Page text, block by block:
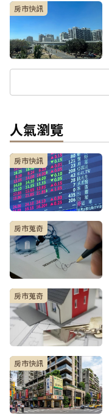
房市快訊
人氣瀏覽
房市快訊
房市蒐奇
房市蒐奇
房市快訊